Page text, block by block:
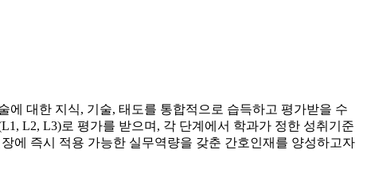
에 대한 지식, 기술, 태도를 통합적으로 습득하고 평가받을 수
L2, L3)로 평가를 받으며, 각 단계에서 학과가 정한 성취기준
에 즉시 적용 가능한 실무역량을 갖춘 간호인재를 양성하고자